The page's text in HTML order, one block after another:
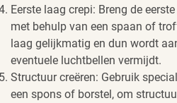
Eerste laag crepi: Breng de
met behulp van een spaan of
laag gelijkmatig en dun wordt
eventuele luchtbellen vermijdt.
Structuur creëren: Gebruik
een spons of borstel, om